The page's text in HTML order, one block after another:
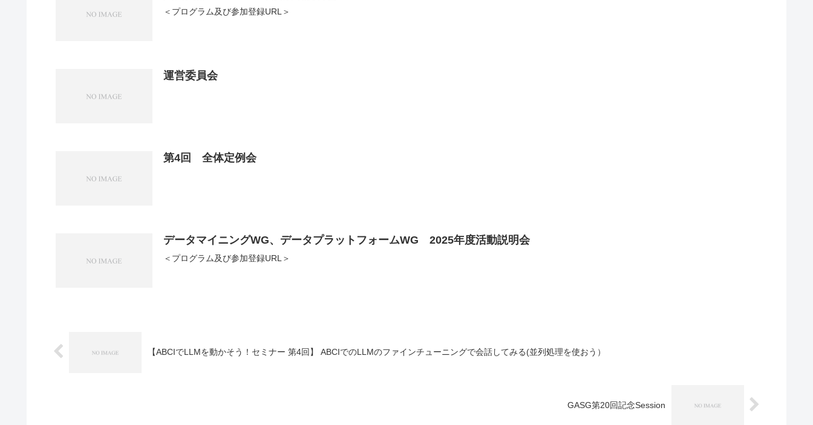
＜プログラム及び参加登録URL＞
運営委員会
第4回 全体定例会
データマイニングWG、データプラットフォームWG 2025年度活動説明会
＜プログラム及び参加登録URL＞
【ABCIでLLMを動かそう！セミナー 第4回】 ABCIでのLLMのファインチューニングで会話してみる(並列処理を使おう）
GASG第20回記念Session